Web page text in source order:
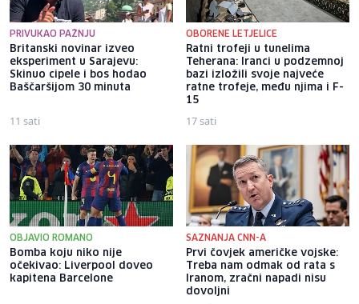
PRIVUKAO PAŽNJU
Britanski novinar izveo
eksperiment u Sarajevu:
Skinuo cipele i bos hodao
Baščaršijom 30 minuta
11 sati
OBORENE LETJELICE
Ratni trofeji u tunelima
Teherana: Iranci u podzemnoj
bazi izložili svoje najveće
ratne trofeje, među njima i F-
15
17 sati
OBJAVIO ROMANO
Bomba koju niko nije
očekivao: Liverpool doveo
kapitena Barcelone
SAZNANJA CNN-A
Prvi čovjek američke vojske:
Treba nam odmak od rata s
Iranom, zračni napadi nisu
dovoljni